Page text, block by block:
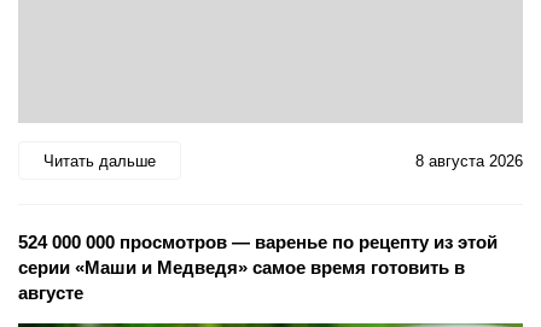
Читать дальше 8 августа 2026
524 000 000 просмотров — варенье по рецепту из этой
серии «Маши и Медведя» самое время готовить в
августе